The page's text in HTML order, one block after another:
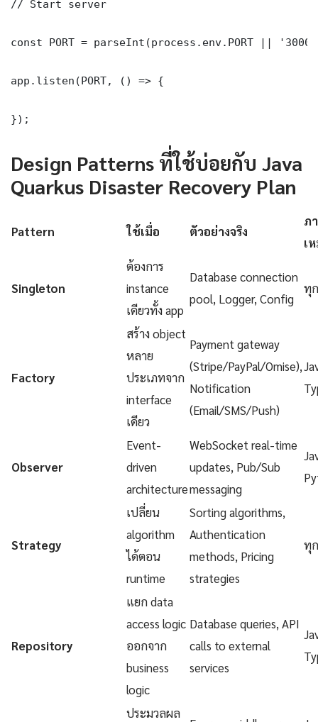
// Start server
const PORT = parseInt(process.env.PORT ||
app.listen(PORT, () => {
});
Design Patterns ที่ใช้บ่อยกับ Java
Quarkus Disaster Recovery Plan
Pattern ใช้เมื่อ ตัวอย่างจริง
ภ
เ
Singleton
ต้องการ
instance
เดียวทั้ง app
Database connection
pool, Logger, Config
ทุ
Factory
สร้าง object
หลาย
ประเภทจาก
interface
เดียว
Payment gateway
(Stripe/PayPal/Omise),
Notification
(Email/SMS/Push)
Observer
Event-
driven
architecture
WebSocket real-time
updates, Pub/Sub
messaging
Strategy
เปลี่ยน
algorithm
ได้ตอน
runtime
Sorting algorithms,
Authentication
methods, Pricing
strategies
ทุ
Repository
แยก data
access logic
ออกจาก
business
logic
Database queries, API
calls to external
services
ประมวลผล